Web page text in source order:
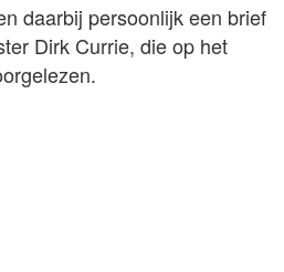
daarbij persoonlijk een brief
Dirk Currie, die op het